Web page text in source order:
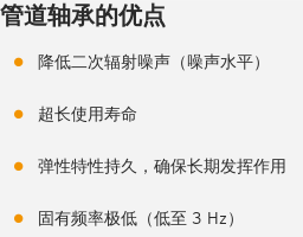
管道轴承的优点
降低二次辐射噪声（噪声水平）
超长使用寿命
弹性特性持久，确保长期发挥作用
固有频率极低（低至 3 Hz）